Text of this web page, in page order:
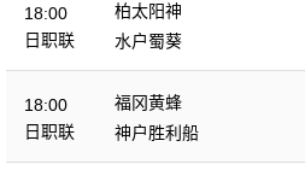
18:00
日职联
柏太阳神
水户蜀葵
18:00
日职联
福冈黄蜂
神户胜利船